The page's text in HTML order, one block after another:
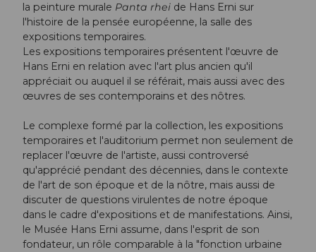
la peinture murale Panta rhei de Hans Erni sur
l'histoire de la pensée européenne, la salle des
expositions temporaires.
Les expositions temporaires présentent l'œuvre de
Hans Erni en relation avec l'art plus ancien qu'il
appréciait ou auquel il se référait, mais aussi avec des
œuvres de ses contemporains et des nôtres.
Le complexe formé par la collection, les expositions
temporaires et l'auditorium permet non seulement de
replacer l'œuvre de l'artiste, aussi controversé
qu'apprécié pendant des décennies, dans le contexte
de l'art de son époque et de la nôtre, mais aussi de
discuter de questions virulentes de notre époque
dans le cadre d'expositions et de manifestations. Ainsi,
le Musée Hans Erni assume, dans l'esprit de son
fondateur, un rôle comparable à la "fonction urbaine